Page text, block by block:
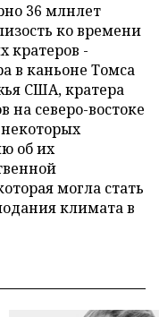
36 млнлет
ко времени
кратеров -
в каньоне Томса
США, кратера
северо-востоке
об их
могла стать
климата в